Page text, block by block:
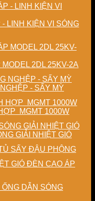
phẩm
LINH KIỆN VI SÓNG
2DL 25KV-2A
- SẤY MỲ
MGMT 1000W
GIẢI NHIỆT GIÓ
SẤY ĐẬU PHỘNG
ĐÈN CAO ÁP
ỐNG DẪN SÓNG